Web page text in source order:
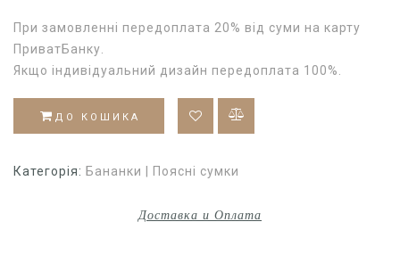
При замовленні передоплата 20% від суми на карту
ПриватБанку.
Якщо індивідуальний дизайн передоплата 100%.
ДО КОШИКА
Категорія: Бананки | Поясні сумки
Доставка и Оплата